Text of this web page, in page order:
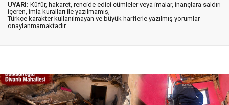
UYARI: Küfür, hakaret, rencide edici cümleler veya imalar, inançlara saldırı
içeren, imla kuralları ile yazılmamış,
Türkçe karakter kullanılmayan ve büyük harflerle yazılmış yorumlar
onaylanmamaktadır.